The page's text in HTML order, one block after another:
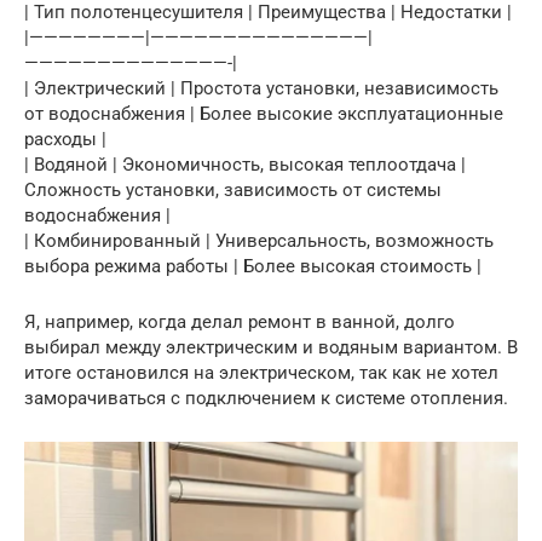
| Тип полотенцесушителя | Преимущества | Недостатки |
|————————|———————————————|
——————————————-|
| Электрический | Простота установки, независимость
от водоснабжения | Более высокие эксплуатационные
расходы |
| Водяной | Экономичность, высокая теплоотдача |
Сложность установки, зависимость от системы
водоснабжения |
| Комбинированный | Универсальность, возможность
выбора режима работы | Более высокая стоимость |
Я, например, когда делал ремонт в ванной, долго
выбирал между электрическим и водяным вариантом. В
итоге остановился на электрическом, так как не хотел
заморачиваться с подключением к системе отопления.